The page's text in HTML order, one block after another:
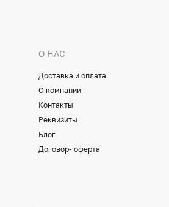
О НАС
Доставка и оплата
О компании
Контакты
Реквизиты
Блог
Договор- оферта